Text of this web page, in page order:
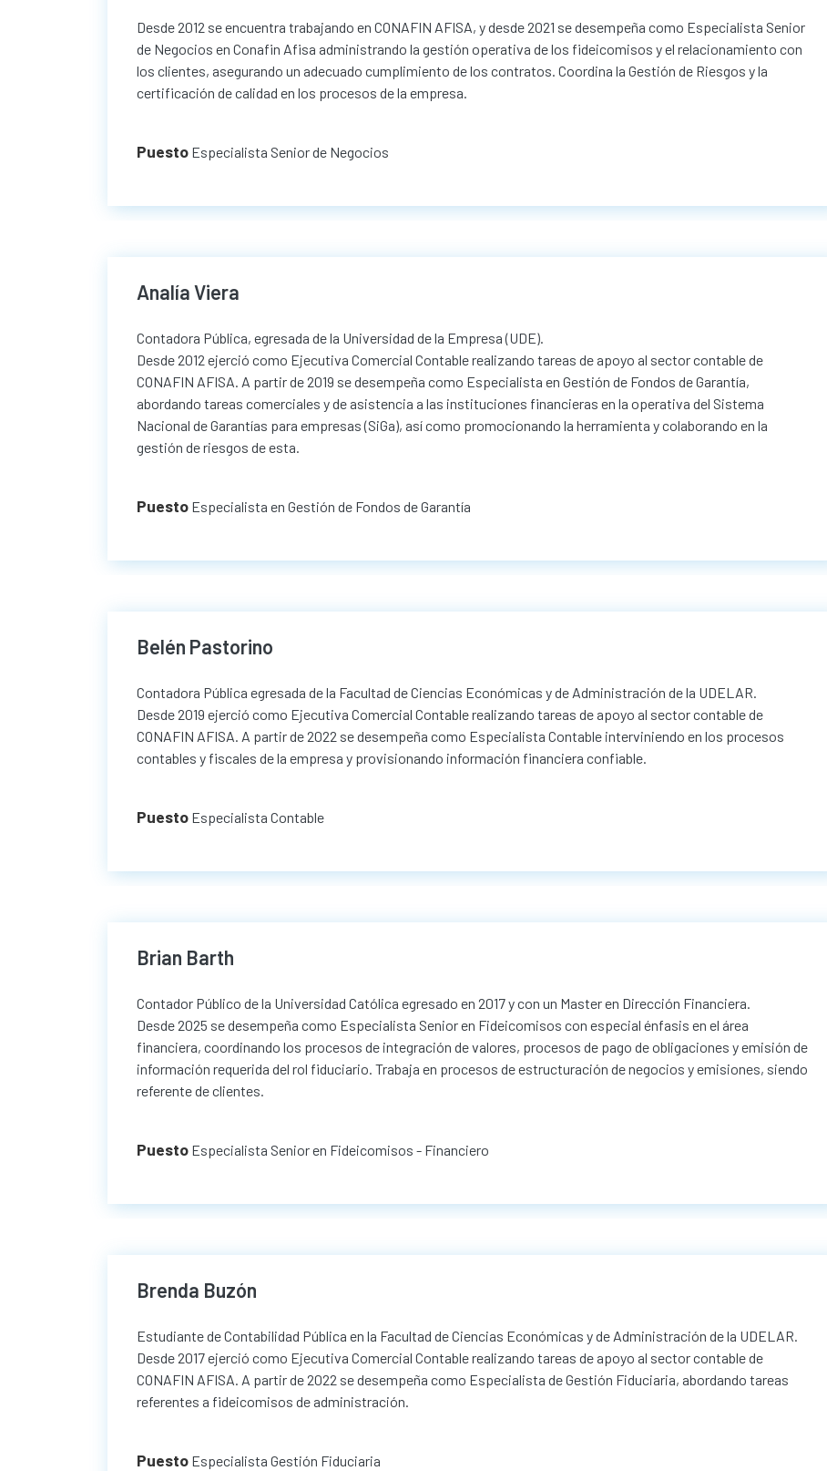
Desde 2012 se encuentra trabajando en CONAFIN AFISA, y desde 2021 se desempeña como Especialista Senior
de Negocios en Conafin Afisa administrando la gestión operativa de los fideicomisos y el relacionamiento con
los clientes, asegurando un adecuado cumplimiento de los contratos. Coordina la Gestión de Riesgos y la
certificación de calidad en los procesos de la empresa.
Puesto Especialista Senior de Negocios
Analía Viera
Contadora Pública, egresada de la Universidad de la Empresa (UDE).
Desde 2012 ejerció como Ejecutiva Comercial Contable realizando tareas de apoyo al sector contable de
CONAFIN AFISA. A partir de 2019 se desempeña como Especialista en Gestión de Fondos de Garantía,
abordando tareas comerciales y de asistencia a las instituciones financieras en la operativa del Sistema
Nacional de Garantías para empresas (SiGa), así como promocionando la herramienta y colaborando en la
gestión de riesgos de esta.
Puesto Especialista en Gestión de Fondos de Garantía
Belén Pastorino
Contadora Pública egresada de la Facultad de Ciencias Económicas y de Administración de la UDELAR.
Desde 2019 ejerció como Ejecutiva Comercial Contable realizando tareas de apoyo al sector contable de
CONAFIN AFISA. A partir de 2022 se desempeña como Especialista Contable interviniendo en los procesos
contables y fiscales de la empresa y provisionando información financiera confiable.
Puesto Especialista Contable
Brian Barth
Contador Público de la Universidad Católica egresado en 2017 y con un Master en Dirección Financiera.
Desde 2025 se desempeña como Especialista Senior en Fideicomisos con especial énfasis en el área
financiera, coordinando los procesos de integración de valores, procesos de pago de obligaciones y emisión de
información requerida del rol fiduciario. Trabaja en procesos de estructuración de negocios y emisiones, siendo
referente de clientes.
Puesto Especialista Senior en Fideicomisos - Financiero
Brenda Buzón
Estudiante de Contabilidad Pública en la Facultad de Ciencias Económicas y de Administración de la UDELAR.
Desde 2017 ejerció como Ejecutiva Comercial Contable realizando tareas de apoyo al sector contable de
CONAFIN AFISA. A partir de 2022 se desempeña como Especialista de Gestión Fiduciaria, abordando tareas
referentes a fideicomisos de administración.
Puesto Especialista Gestión Fiduciaria